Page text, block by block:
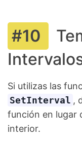
Si utilizas las
SetInterval ,
función en lugar
interior.